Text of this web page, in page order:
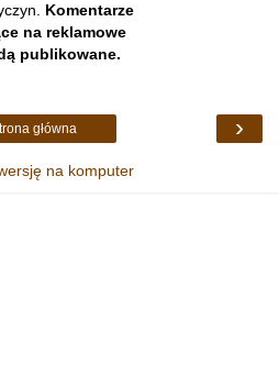
Komentarze
na reklamowe
publikowane.
›
główna
na komputer